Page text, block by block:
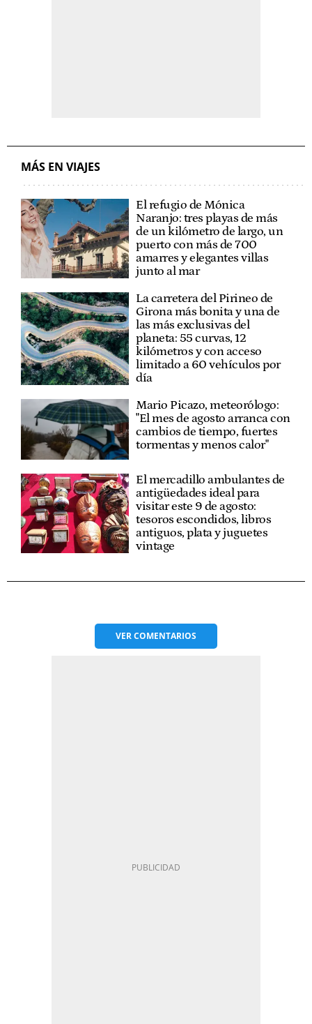
MÁS EN VIAJES
El refugio de Mónica
Naranjo: tres playas de más
de un kilómetro de largo, un
puerto con más de 700
amarres y elegantes villas
junto al mar
La carretera del Pirineo de
Girona más bonita y una de
las más exclusivas del
planeta: 55 curvas, 12
kilómetros y con acceso
limitado a 60 vehículos por
día
Mario Picazo, meteorólogo:
"El mes de agosto arranca con
cambios de tiempo, fuertes
tormentas y menos calor"
El mercadillo ambulantes de
antigüedades ideal para
visitar este 9 de agosto:
tesoros escondidos, libros
antiguos, plata y juguetes
vintage
VERCOMENTARIOS